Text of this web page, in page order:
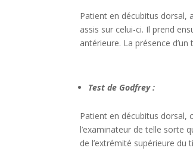
Patient en décubitus dorsal,
assis sur celui-ci. Il prend
antérieure. La présence
Test de Godfrey :
Patient en décubitus dorsal,
l’examinateur de telle sorte
de l’extrémité supérieure